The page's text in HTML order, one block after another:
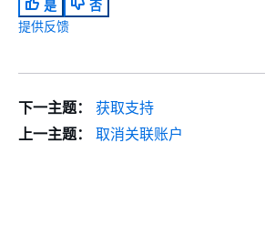
是
否
提供反馈
下一主题：
获取支持
上一主题：
取消关联账户